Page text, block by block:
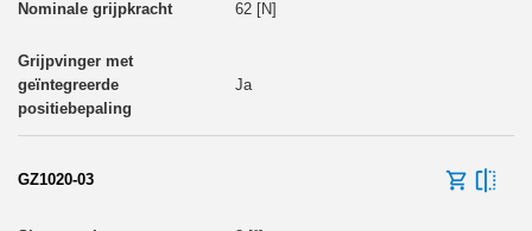
62 [N]
Ja
GZ1020-03